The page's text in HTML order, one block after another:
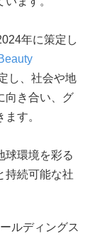
年に策定し
し、社会や地
向き合い、グ
す。
球環境を彩る
持続可能な社
ルディングス